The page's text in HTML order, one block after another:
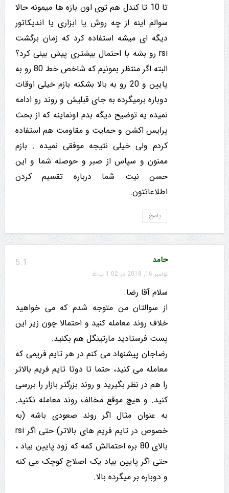
تا 10 تا کندل هم توی اون بازه ها میمونه حالا
سوالم اینه از چه روش یا ابزاری یا اندیکاتور
دیگه ای میشه استفاده کرد که زمان برگشت
rsi رو بشه با احتمال بیشتری پیش بینی کرد؟
البته اگر منتظر بمونیم که شاخص خط 80 رو به
پایین و 20 رو به بالا بشکنه بازم خیلی اوقات
دوباره برمیگرده به جای قبلیش و روند رو ادامه
نمیده یه توضیح دیگه بدم اونماینه که از بحث
پرایس اکشن و حمایت و مقاومت هم استفاده
کردم ولی خیلی نتیجه موفقی نمیده . بازم
ممنون و سپاس از صبر و حوصله شما و این
حسن نیت شما درباره تقسیم کردن
اطلاعاتتون.
پاسخ
5.1 حامد
نوامبر 16, 2018 در 1:02 ب.ظ
سلام آقا رضا.
از سوالتان من متوجه شدم که می خواهید
خلاف روند معامله کنید و احتمالا چون زیر این
پست فرستادید مارتینگل هم بکنید.
رضاجان پیشنهاد می کنم در هر تایم فریمی که
معامله می کنید، حتما تا دوتا تایم فریم بالاتر
را هم در نظر بگیرید و روند بزرگتر بازار را بررسی
کنید. و هیچ موقع مخالف روند معامله نکنید.
به عنوان مثال اگر روند صعودی باشه (به
خصوص در تایم فریم های بالاتر) حتی اگر rsi
بالای 80 بره احتمالش کمه که زود پایین بیاد ،
حتی اگر پایین بیاد یک اصلاح کوچک می کنه
و دوباره بر میگرده بالا.